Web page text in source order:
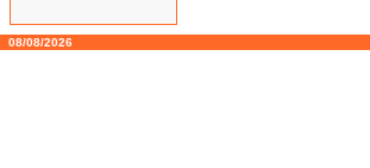
08/08/2026